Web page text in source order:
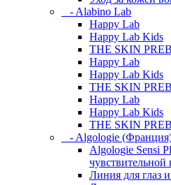
- Alabino Lab
Happy Lab
Happy Lab Kids
THE SKIN
Happy Lab
Happy Lab Kids
THE SKIN
Happy Lab
Happy Lab Kids
THE SKIN
- Algologie
Algologie Sensi
Линия для глаз